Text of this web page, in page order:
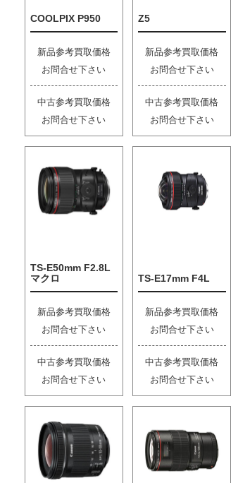
COOLPIX P950
新品参考買取価格
お問合せ下さい
中古参考買取価格
お問合せ下さい
Z5
新品参考買取価格
お問合せ下さい
中古参考買取価格
お問合せ下さい
TS-E50mm F2.8L
マクロ
新品参考買取価格
お問合せ下さい
中古参考買取価格
お問合せ下さい
TS-E17mm F4L
新品参考買取価格
お問合せ下さい
中古参考買取価格
お問合せ下さい